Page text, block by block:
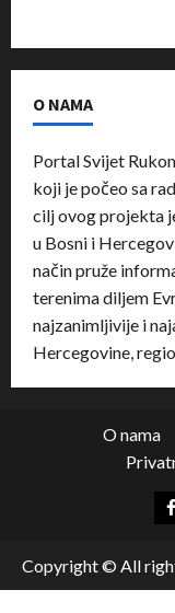
O NAMA
Portal Svijet
koji je počeo sa
cilj ovog projekta
u Bosni i
način pruže
terenima diljem
najzanimljivije i
Hercegovine,
O nama
Copyright © All